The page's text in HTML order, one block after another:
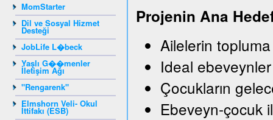
MomStarter
Dil ve Sosyal Hizmet
Desteği
JobLife L�beck
Yaşlı G��menler
İletişim Ağı
"Rengarenk"
Elmshorn Veli- Okul
İttifakı (ESB)
Projenin Ana
Ailelerin topluma
Ideal
Çocukların
Ebeveyn-çocuk